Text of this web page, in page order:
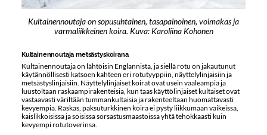
Kultainennoutaja on sopusuhtainen, tasapainoinen, voimakas ja
varmaliikkeinen koira. Kuva: Karoliina Kohonen
Kultainennoutaja metsästyskoirana
Kultainennoutaja on lähtöisin Englannista, ja siellä rotu on jakautunut
käytännöllisesti katsoen kahteen eri rotutyyppiin, näyttelylinjaisiin ja
metsästyslinjaisiin. Näyttelylinjaiset koirat ovat usein vaaleampia ja
luustoltaan raskaampirakenteisia, kun taas käyttölinjaiset kultaiset ovat
vastaavasti väriltään tummankultaisia ja rakenteeltaan huomattavasti
kevyempiä. Raskas, paksuturkkinen koira ei pysty liikkumaan vaikeissa,
kaislikkoisissa ja soisissa sorsastusmaastoissa yhtä tehokkaasti kuin
kevyempi rotutoverinsa.